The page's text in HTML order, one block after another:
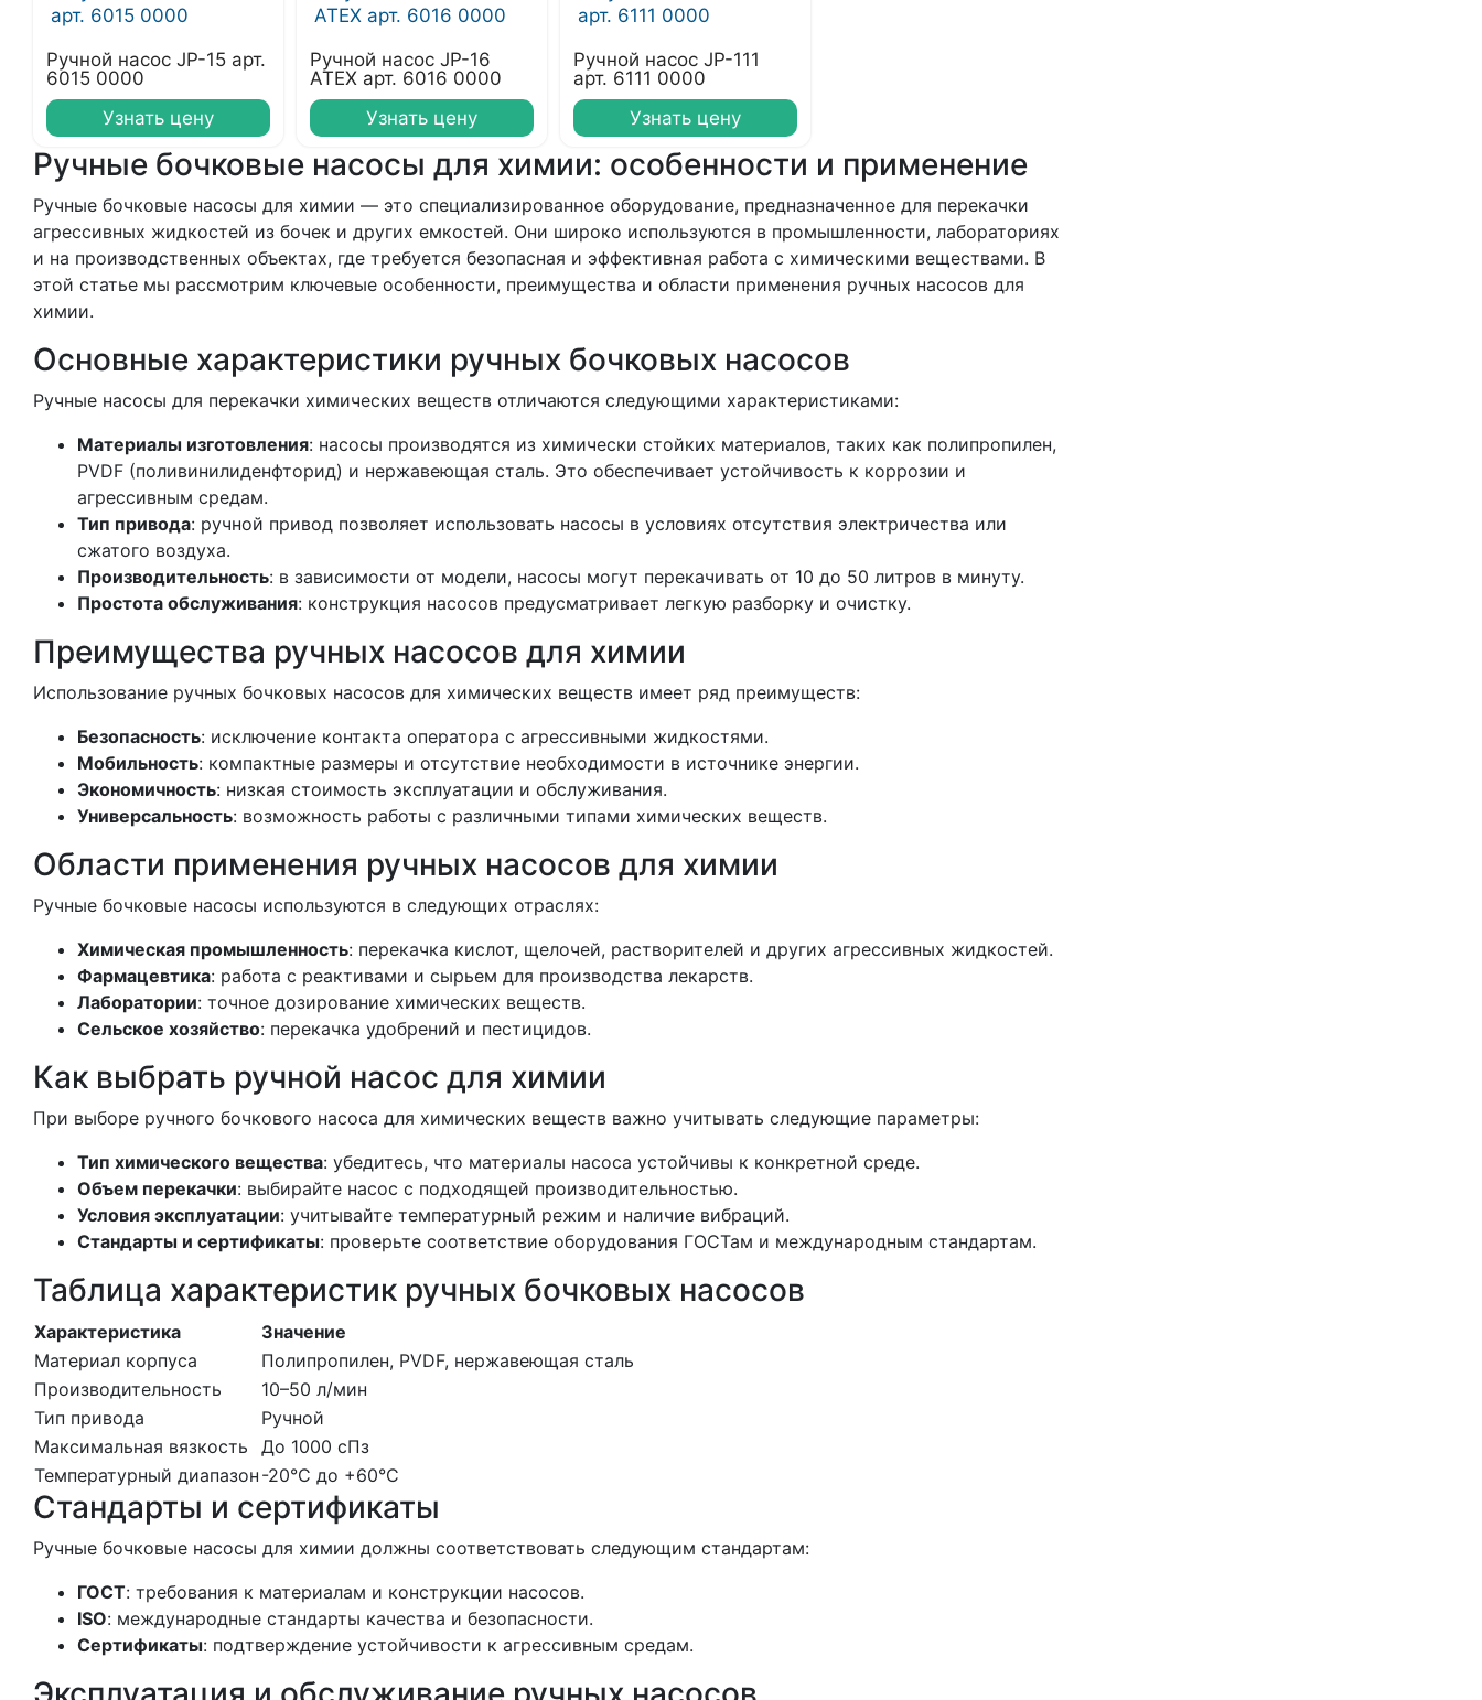
Ручной насос JP-15 арт.
6015 0000
Узнать цену
Ручной насос JP-16
ATEX арт. 6016 0000
Узнать цену
Ручной насос JP-111
арт. 6111 0000
Узнать цену
Ручные бочковые насосы для химии: особенности и применение
Ручные бочковые насосы для химии — это специализированное оборудование, предназначенное для перекачки
агрессивных жидкостей из бочек и других емкостей. Они широко используются в промышленности, лабораториях
и на производственных объектах, где требуется безопасная и эффективная работа с химическими веществами. В
этой статье мы рассмотрим ключевые особенности, преимущества и области применения ручных насосов для
химии.
Основные характеристики ручных бочковых насосов
Ручные насосы для перекачки химических веществ отличаются следующими характеристиками:
Материалы изготовления: насосы производятся из химически стойких материалов, таких как полипропилен,
PVDF (поливинилиденфторид) и нержавеющая сталь. Это обеспечивает устойчивость к коррозии и
агрессивным средам.
Тип привода: ручной привод позволяет использовать насосы в условиях отсутствия электричества или
сжатого воздуха.
Производительность: в зависимости от модели, насосы могут перекачивать от 10 до 50 литров в минуту.
Простота обслуживания: конструкция насосов предусматривает легкую разборку и очистку.
Преимущества ручных насосов для химии
Использование ручных бочковых насосов для химических веществ имеет ряд преимуществ:
Безопасность: исключение контакта оператора с агрессивными жидкостями.
Мобильность: компактные размеры и отсутствие необходимости в источнике энергии.
Экономичность: низкая стоимость эксплуатации и обслуживания.
Универсальность: возможность работы с различными типами химических веществ.
Области применения ручных насосов для химии
Ручные бочковые насосы используются в следующих отраслях:
Химическая промышленность: перекачка кислот, щелочей, растворителей и других агрессивных жидкостей.
Фармацевтика: работа с реактивами и сырьем для производства лекарств.
Лаборатории: точное дозирование химических веществ.
Сельское хозяйство: перекачка удобрений и пестицидов.
Как выбрать ручной насос для химии
При выборе ручного бочкового насоса для химических веществ важно учитывать следующие параметры:
Тип химического вещества: убедитесь, что материалы насоса устойчивы к конкретной среде.
Объем перекачки: выбирайте насос с подходящей производительностью.
Условия эксплуатации: учитывайте температурный режим и наличие вибраций.
Стандарты и сертификаты: проверьте соответствие оборудования ГОСТам и международным стандартам.
Таблица характеристик ручных бочковых насосов
Характеристика
Значение
Материал корпуса
Полипропилен, PVDF, нержавеющая сталь
Производительность
10–50 л/мин
Тип привода
Ручной
Максимальная вязкость
До 1000 сПз
Температурный диапазон -20°C до +60°C
Стандарты и сертификаты
Ручные бочковые насосы для химии должны соответствовать следующим стандартам:
ГОСТ: требования к материалам и конструкции насосов.
ISO: международные стандарты качества и безопасности.
Сертификаты: подтверждение устойчивости к агрессивным средам.